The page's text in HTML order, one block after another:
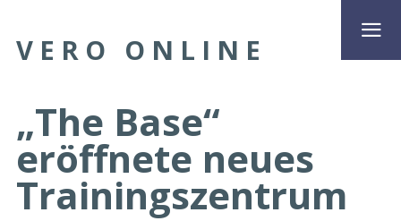
VERO ONLINE
„The Base“
eröffnete neues
Trainingszentrum